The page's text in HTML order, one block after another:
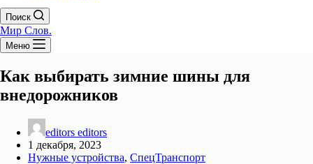
Поиск
Мир Слов.
Меню
Как выбирать зимние шины для
внедорожников
editors editors
1 декабря, 2023
Нужные устройства, СпецТранспорт